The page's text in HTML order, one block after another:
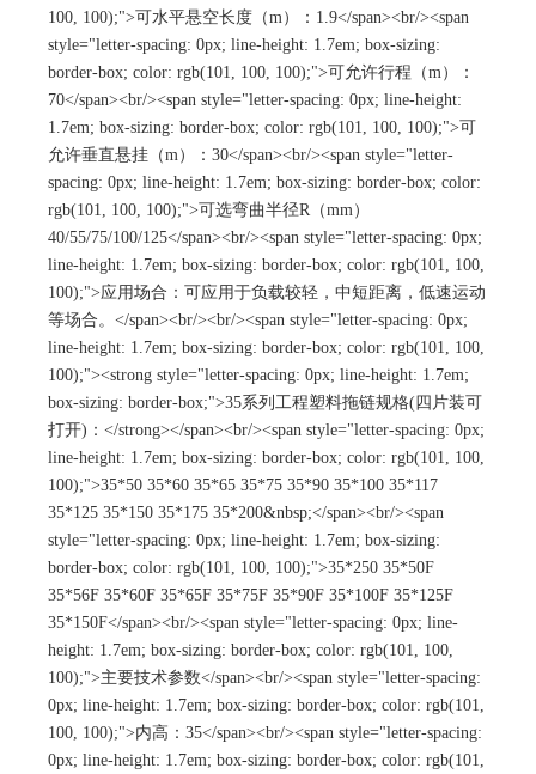
100, 100);">可水平悬空长度（m）：1.9</span><br/><span
style="letter-spacing: 0px; line-height: 1.7em; box-sizing:
border-box; color: rgb(101, 100, 100);">可允许行程（m）：
70</span><br/><span style="letter-spacing: 0px; line-height:
1.7em; box-sizing: border-box; color: rgb(101, 100, 100);">可
允许垂直悬挂（m）：30</span><br/><span style="letter-
spacing: 0px; line-height: 1.7em; box-sizing: border-box; color:
rgb(101, 100, 100);">可选弯曲半径R（mm）
40/55/75/100/125</span><br/><span style="letter-spacing: 0px;
line-height: 1.7em; box-sizing: border-box; color: rgb(101, 100,
100);">应用场合：可应用于负载较轻，中短距离，低速运动
等场合。</span><br/><br/><span style="letter-spacing: 0px;
line-height: 1.7em; box-sizing: border-box; color: rgb(101, 100,
100);"><strong style="letter-spacing: 0px; line-height: 1.7em;
box-sizing: border-box;">35系列工程塑料拖链规格(四片装可
打开)：</strong></span><br/><span style="letter-spacing: 0px;
line-height: 1.7em; box-sizing: border-box; color: rgb(101, 100,
100);">35*50 35*60 35*65 35*75 35*90 35*100 35*117
35*125 35*150 35*175 35*200&nbsp;</span><br/><span
style="letter-spacing: 0px; line-height: 1.7em; box-sizing:
border-box; color: rgb(101, 100, 100);">35*250 35*50F
35*56F 35*60F 35*65F 35*75F 35*90F 35*100F 35*125F
35*150F</span><br/><span style="letter-spacing: 0px; line-
height: 1.7em; box-sizing: border-box; color: rgb(101, 100,
100);">主要技术参数</span><br/><span style="letter-spacing:
0px; line-height: 1.7em; box-sizing: border-box; color: rgb(101,
100, 100);">内高：35</span><br/><span style="letter-spacing:
0px; line-height: 1.7em; box-sizing: border-box; color: rgb(101,